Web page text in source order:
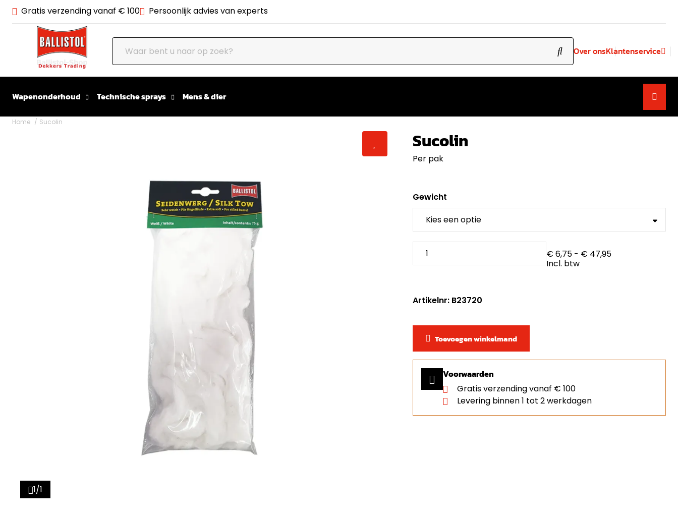
Gratis verzending vanaf € 100 Persoonlijk advies van experts
Over onsKlantenservice
Wapenonderhoud Technische sprays Mens & dier
Home Sucolin
1/1
Sucolin
Per pak
Gewicht
€ 6,75 - € 47,95
Incl. btw
Artikelnr: B23720
Toevoegen winkelmand
Voorwaarden
Gratis verzending vanaf € 100
Levering binnen 1 tot 2 werkdagen